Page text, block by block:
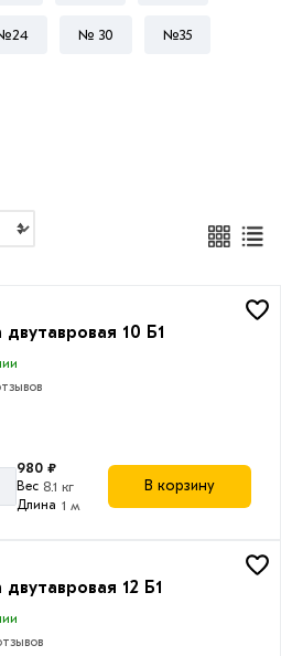
№ 30 №35
двутавровая 10 Б1
980 ₽
Вес 8.1 кг
Длина 1 м
В корзину
двутавровая 12 Б1